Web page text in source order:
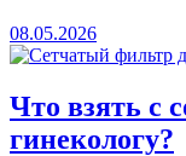
08.05.2026
Что взять с
гинекологу?